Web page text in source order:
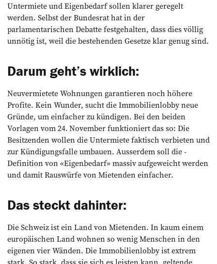
Untermiete und Eigenbedarf sollen klarer geregelt
werden. Selbst der Bundesrat hat in der
parlamentarischen Debatte festgehalten, dass dies völlig
unnötig ist, weil die bestehenden Gesetze klar genug sind.
Darum geht’s wirklich:
Neuvermietete Wohnungen garantieren noch höhere
Profite. Kein Wunder, sucht die Im­mobilienlobby neue
Gründe, um einfacher zu kündigen. ­Bei den beiden
Vorlagen vom 24. November funktioniert das so: Die
Besitzenden wollen die Untermiete faktisch verbieten und
zur Kündigungsfalle umbauen. Ausserdem soll die ­
Definition von «Eigenbedarf» massiv aufgeweicht werden
und damit Rauswürfe von Mietenden einfacher.
Das steckt dahinter:
Die Schweiz ist ein Land von Mietenden. In kaum einem
europäischen Land wohnen so wenig Menschen in den
eigenen vier Wänden. Die Immobi­lienlobby ist extrem